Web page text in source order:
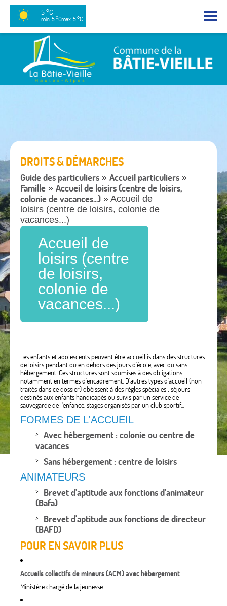
5 °C
min: 5 °Cmax: 5 °C
DROITS & DÉMARCHES
Guide des particuliers » Accueil particuliers »
Famille » Accueil de loisirs (centre de loisirs,
colonie de vacances...) » Accueil de
loisirs (centre de loisirs, colonie de
vacances...)
Accueil de
loisirs (centre
de loisirs,
colonie de
vacances...)
Les enfants et adolescents peuvent être accueillis dans des structures
de loisirs pendant ou en dehors des jours d'école, avec ou sans
hébergement. Ces structures sont soumises à des obligations
notamment en termes d'encadrement. D'autres types d'accueil (non
traités dans ce dossier) obéissent à des règles spéciales : séjours
destinés aux enfants handicapés ou suivis par un service de
sauvegarde de l'enfance, stages organisés par un club sportif...
FORMES DE L'ACCUEIL
Avec hébergement : colonie ou centre de
vacances
Sans hébergement : centre de loisirs
ANIMATEURS
Brevet d'aptitude aux fonctions d'animateur
(Bafa)
Brevet d'aptitude aux fonctions de directeur
(BAFD)
POUR EN SAVOIR PLUS
Accueils collectifs de mineurs (ACM) avec hébergement
Ministère chargé de la jeunesse